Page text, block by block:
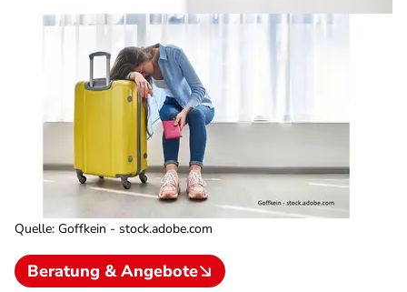
Quelle: Goffkein - stock.adobe.com
Beratung & Angebote